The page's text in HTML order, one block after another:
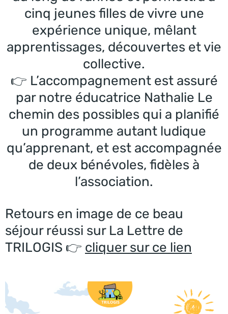
cinq jeunes filles de vivre une
expérience unique, mêlant
apprentissages, découvertes et vie
collective.
👉 L’accompagnement est assuré
par notre éducatrice Nathalie Le
chemin des possibles qui a planifié
un programme autant ludique
qu’apprenant, et est accompagnée
de deux bénévoles, fidèles à
l’association.
Retours en image de ce beau
séjour réussi sur La Lettre de
TRILOGIS 👉 cliquer sur ce lien